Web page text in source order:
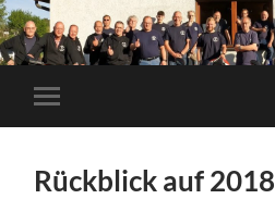
Mobile-
Menü
Rückblick auf 2018